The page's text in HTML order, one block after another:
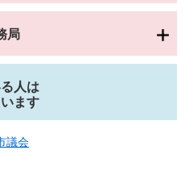
局
人は
ます
議会